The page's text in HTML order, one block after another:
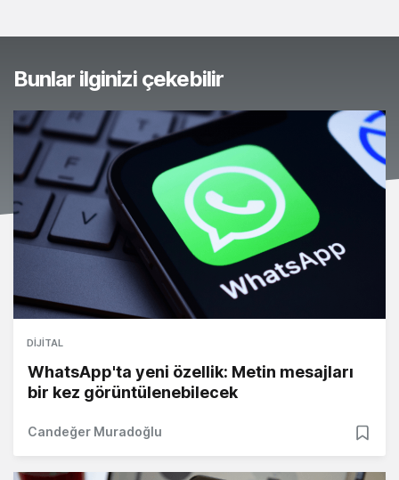
Bunlar ilginizi çekebilir
DIJITAL
WhatsApp'ta yeni özellik: Metin mesajları
bir kez görüntülenebilecek
Candeğer Muradoğlu